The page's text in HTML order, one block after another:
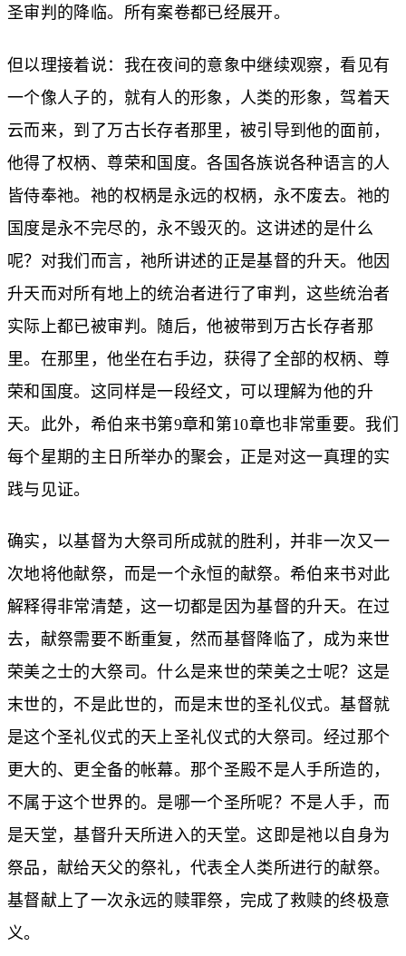
圣审判的降临。所有案卷都已经展开。
但以理接着说：我在夜间的意象中继续观察，看见有
一个像人子的，就有人的形象，人类的形象，驾着天
云而来，到了万古长存者那里，被引导到他的面前，
他得了权柄、尊荣和国度。各国各族说各种语言的人
皆侍奉祂。祂的权柄是永远的权柄，永不废去。祂的
国度是永不完尽的，永不毁灭的。这讲述的是什么
呢？对我们而言，祂所讲述的正是基督的升天。他因
升天而对所有地上的统治者进行了审判，这些统治者
实际上都已被审判。随后，他被带到万古长存者那
里。在那里，他坐在右手边，获得了全部的权柄、尊
荣和国度。这同样是一段经文，可以理解为他的升
天。此外，希伯来书第9章和第10章也非常重要。我们
每个星期的主日所举办的聚会，正是对这一真理的实
践与见证。
确实，以基督为大祭司所成就的胜利，并非一次又一
次地将他献祭，而是一个永恒的献祭。希伯来书对此
解释得非常清楚，这一切都是因为基督的升天。在过
去，献祭需要不断重复，然而基督降临了，成为来世
荣美之士的大祭司。什么是来世的荣美之士呢？这是
末世的，不是此世的，而是末世的圣礼仪式。基督就
是这个圣礼仪式的天上圣礼仪式的大祭司。经过那个
更大的、更全备的帐幕。那个圣殿不是人手所造的，
不属于这个世界的。是哪一个圣所呢？不是人手，而
是天堂，基督升天所进入的天堂。这即是祂以自身为
祭品，献给天父的祭礼，代表全人类所进行的献祭。
基督献上了一次永远的赎罪祭，完成了救赎的终极意
义。